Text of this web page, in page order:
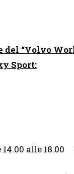
del “Volvo
Sport:
alle 18.00